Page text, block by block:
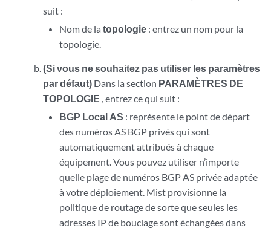
suit :
Nom de latopologie : entrez un nom pour la
topologie.
(Si vous ne souhaitez pas utiliser les paramètres
par défaut)Dans la section PARAMÈTRES DE
TOPOLOGIE , entrez ce qui suit :
BGP Local AS : représente le point de départ
des numéros AS BGP privés qui sont
automatiquement attribués à chaque
équipement. Vous pouvez utiliser n’importe
quelle plage de numéros BGP AS privée adaptée
à votre déploiement. Mist provisionne la
politique de routage de sorte que seules les
adresses IP de bouclage sont échangées dans